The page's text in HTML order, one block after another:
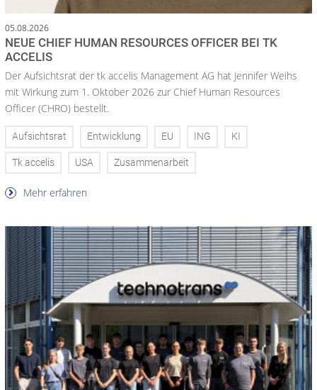
05.08.2026
NEUE CHIEF HUMAN RESOURCES OFFICER BEI TK
ACCELIS
Der Aufsichtsrat der tk accelis Management AG hat Jennifer Weihs
mit Wirkung zum 1. Oktober 2026 zur Chief Human Resources
Officer (CHRO) bestellt.
Aufsichtsrat Entwicklung EU ING KI
Tk accelis USA Zusammenarbeit
Mehr erfahren